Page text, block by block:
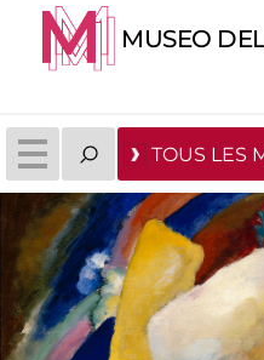
MUSEO
TOUS LES